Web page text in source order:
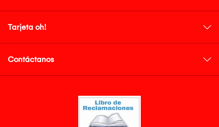
Tarjeta oh!
Contáctanos